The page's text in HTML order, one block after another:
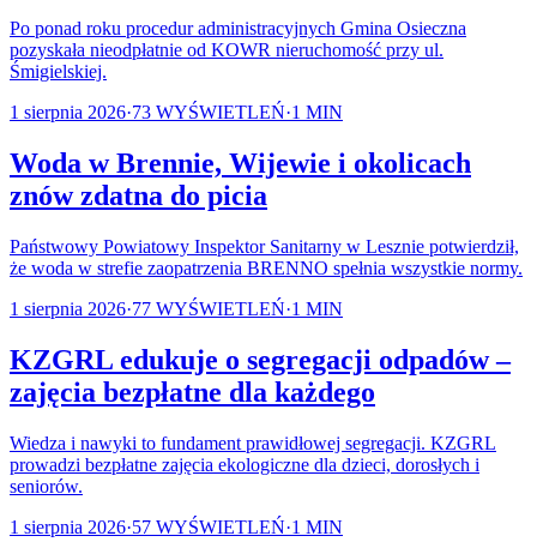
Po ponad roku procedur administracyjnych Gmina Osieczna
pozyskała nieodpłatnie od KOWR nieruchomość przy ul.
Śmigielskiej.
1 sierpnia 2026·73 WYŚWIETLEŃ·1 MIN
Woda w Brennie, Wijewie i okolicach
znów zdatna do picia
Państwowy Powiatowy Inspektor Sanitarny w Lesznie potwierdził,
że woda w strefie zaopatrzenia BRENNO spełnia wszystkie normy.
1 sierpnia 2026·77 WYŚWIETLEŃ·1 MIN
KZGRL edukuje o segregacji odpadów –
zajęcia bezpłatne dla każdego
Wiedza i nawyki to fundament prawidłowej segregacji. KZGRL
prowadzi bezpłatne zajęcia ekologiczne dla dzieci, dorosłych i
seniorów.
1 sierpnia 2026·57 WYŚWIETLEŃ·1 MIN